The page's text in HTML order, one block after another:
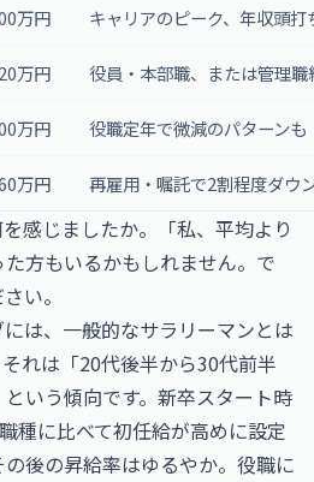
万円 キャリアのピーク、年収頭打
万円 役員・本部職、または管理職
万円 役職定年で微減のパターンも
万円 再雇用・嘱託で2割程度ダウ
感じましたか。「私、平均より
方もいるかもしれません。で
い。
は、一般的なサラリーマンとは
れは「20代後半から30代前半
いう傾向です。新卒スタート時
種に比べて初任給が高めに設定
後の昇給率はゆるやか。役職に